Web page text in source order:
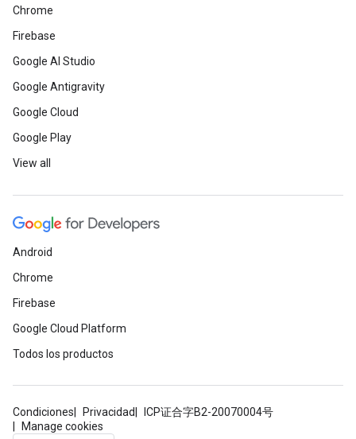
Chrome
Firebase
Google AI Studio
Google Antigravity
Google Cloud
Google Play
View all
Android
Chrome
Firebase
Google Cloud Platform
Todos los productos
Condiciones Privacidad
ICP证合字B2-20070004号
Manage cookies